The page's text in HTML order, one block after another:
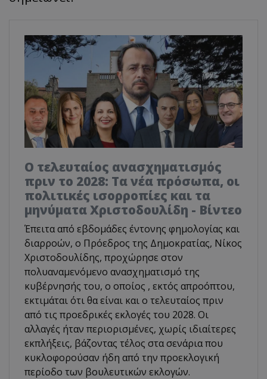
Ο τελευταίος ανασχηματισμός
πριν το 2028: Τα νέα πρόσωπα, οι
πολιτικές ισορροπίες και τα
μηνύματα Χριστοδουλίδη - Βίντεο
Έπειτα από εβδομάδες έντονης φημολογίας και
διαρροών, ο Πρόεδρος της Δημοκρατίας, Νίκος
Χριστοδουλίδης, προχώρησε στον
πολυαναμενόμενο ανασχηματισμό της
κυβέρνησής του, ο οποίος , εκτός απροόπτου,
εκτιμάται ότι θα είναι και ο τελευταίος πριν
από τις προεδρικές εκλογές του 2028. Οι
αλλαγές ήταν περιορισμένες, χωρίς ιδιαίτερες
εκπλήξεις, βάζοντας τέλος στα σενάρια που
κυκλοφορούσαν ήδη από την προεκλογική
περίοδο των βουλευτικών εκλογών.